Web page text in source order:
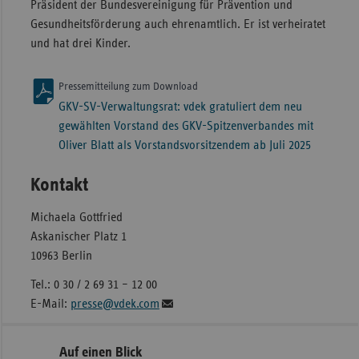
Präsident der Bundesvereinigung für Prävention und
Gesundheitsförderung auch ehrenamtlich. Er ist verheiratet
und hat drei Kinder.
Pressemitteilung zum Download
GKV-SV-Verwaltungsrat: vdek gratuliert dem neu
gewählten Vorstand des GKV-Spitzenverbandes mit
Oliver Blatt als Vorstandsvorsitzendem ab Juli 2025
Kontakt
Michaela Gottfried
Askanischer Platz 1
10963 Berlin
Tel.: 0 30 / 2 69 31 – 12 00
E-Mail: presse@vdek.com
Seitennavigation
SeitenleisteAuf einen Blick